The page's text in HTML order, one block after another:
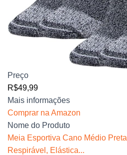
Preço
R$49,99
Mais informações
Comprar na Amazon
Nome do Produto
Meia Esportiva Cano Médio
Respirável, Elástica...